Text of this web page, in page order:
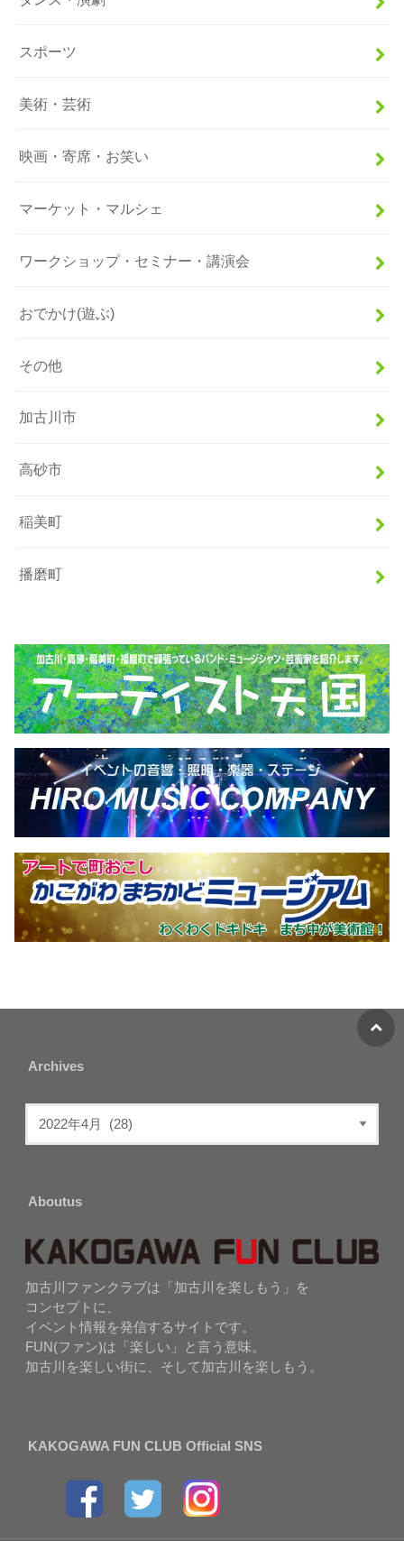
スポーツ
美術・芸術
映画・寄席・お笑い
マーケット・マルシェ
ワークショップ・セミナー・講演会
おでかけ(遊ぶ)
その他
加古川市
高砂市
稲美町
播磨町
Archives
Aboutus
加古川ファンクラブは「加古川を楽しもう」を
コンセプトに、
イベント情報を発信するサイトです。
FUN(ファン)は「楽しい」と言う意味。
加古川を楽しい街に、そして加古川を楽しもう。
KAKOGAWA FUN CLUB Official SNS